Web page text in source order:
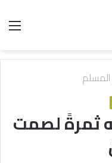
ثمرةً لصمت